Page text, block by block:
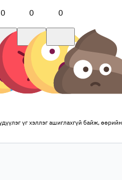
0 0 0
үг хэллэг ашиглахгүй байж, өөрийн